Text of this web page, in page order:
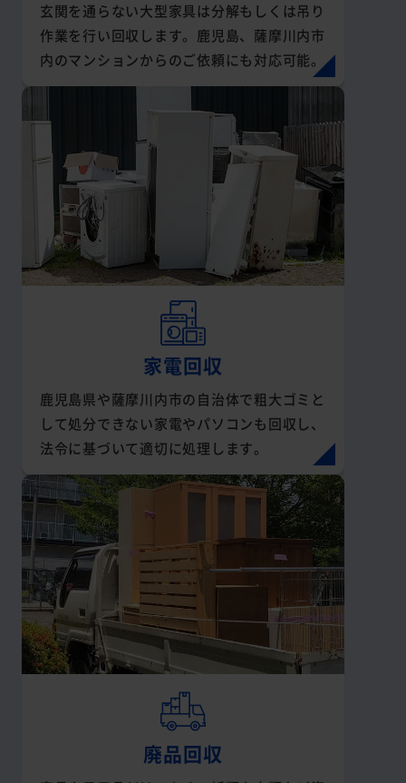
玄関を通らない大型家具は分解もしくは吊り
作業を行い回収します。鹿児島、薩摩川内市
内のマンションからのご依頼にも対応可能。
家電回収
鹿児島県や薩摩川内市の自治体で粗大ゴミと
して処分できない家電やパソコンも回収し、
法令に基づいて適切に処理します。
廃品回収